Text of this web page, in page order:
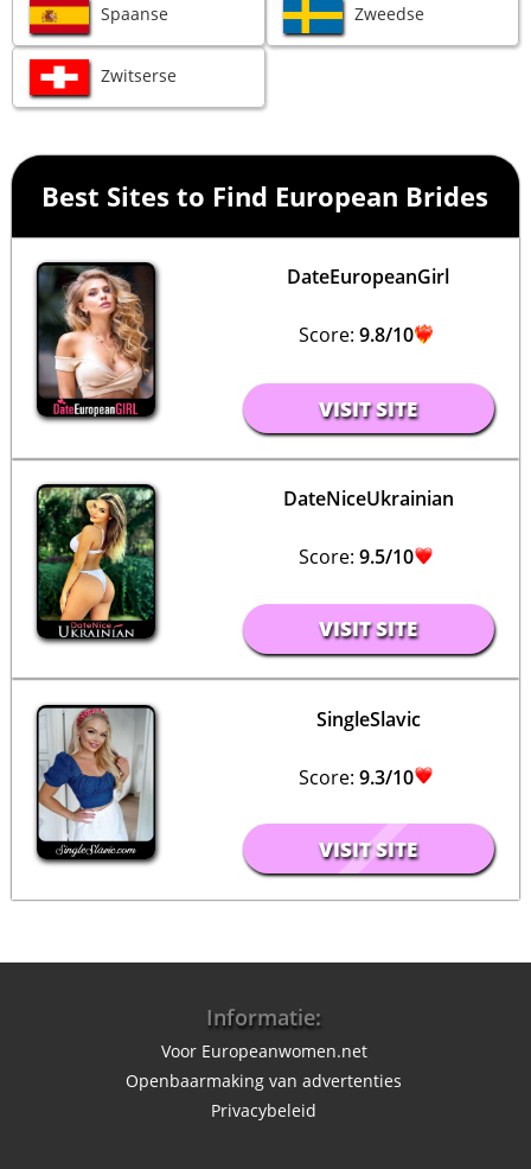
Spaanse Zweedse
Zwitserse
Best Sites to Find European Brides
DateEuropeanGirl
Score: 9.8/10
VISIT SITE
DateNiceUkrainian
Score: 9.5/10
VISIT SITE
SingleSlavic
Score: 9.3/10
VISIT SITE
Informatie:
Voor Europeanwomen.net
Openbaarmaking van advertenties
Privacybeleid